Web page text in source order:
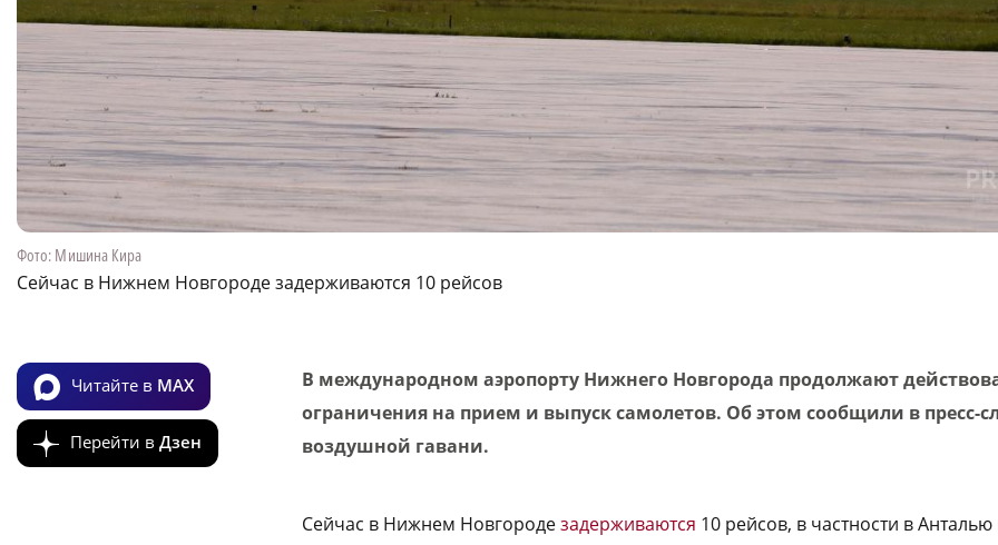
Фото: Мишина Кира
Сейчас в Нижнем Новгороде задерживаются 10 рейсов
Читайте в MAX
Перейти в Дзен
В международном аэропорту Нижнего Новгорода продолжают
ограничения на прием и выпуск самолетов. Об этом сообщили в пресс-
воздушной гавани.
Сейчас в Нижнем Новгородезадерживаются 10 рейсов, в частности в Анталью